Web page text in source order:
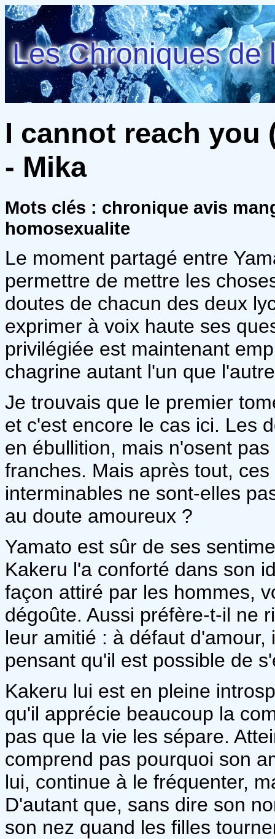
Les Chroniques de
I cannot reach you
- Mika
Mots clés : chronique avis
homosexualite
Le moment partagé entre
permettre de mettre les
doutes de chacun des deux
exprimer à voix haute ses
privilégiée est maintenant
chagrine autant l'un que
Je trouvais que le premier
et c'est encore le cas ici. Les
en ébullition, mais n'osent
franches. Mais après tout,
interminables ne sont-elles
au doute amoureux ?
Yamato est sûr de ses
Kakeru l'a conforté dans son
façon attiré par les hommes,
dégoûte. Aussi préfère-t-il ne
leur amitié : à défaut
pensant qu'il est possible de
Kakeru lui est en pleine
qu'il apprécie beaucoup la
pas que la vie les sépare.
comprend pas pourquoi son
lui, continue à le fréquenter,
D'autant que, sans dire son
son nez quand les filles